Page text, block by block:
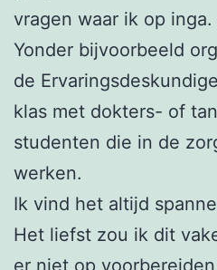
vragen waar ik op inga.
Yonder bijvoorbeeld
de
klas met dokters- of
studenten die in de
werken.
Ik vind het altijd
Het liefst zou ik dit
er niet op